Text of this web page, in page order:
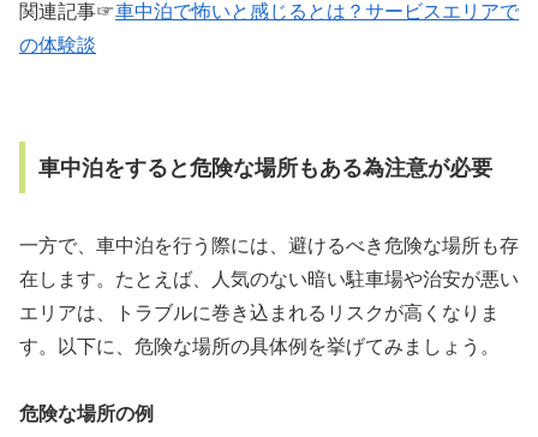
関連記事☞車中泊で怖いと感じるとは？サービスエリアで
の体験談
車中泊をすると危険な場所もある為注意が必要
一方で、車中泊を行う際には、避けるべき危険な場所も存
在します。たとえば、人気のない暗い駐車場や治安が悪い
エリアは、トラブルに巻き込まれるリスクが高くなりま
す。以下に、危険な場所の具体例を挙げてみましょう。
危険な場所の例